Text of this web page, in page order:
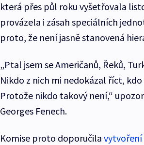
která přes půl roku vyšetřovala
provázela i zásah speciálních
proto, že není jasně stanovená
„Ptal jsem se Američanů, Řeků,
Nikdo z nich mi nedokázal říct,
Protože nikdo takový není,“
Georges Fenech.
Komise proto doporučila